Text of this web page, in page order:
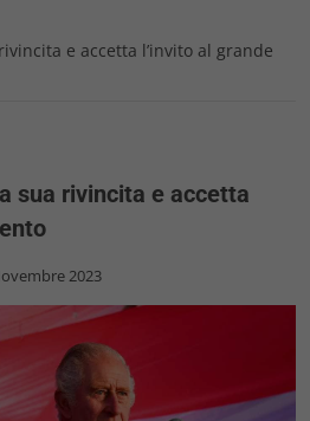
e accetta l’invito al grande
sua rivincita e accetta
2023